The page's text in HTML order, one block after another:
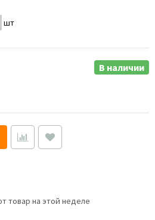
шт
В наличии
товар на этой неделе